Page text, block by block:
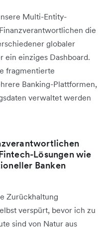
Multi-Entity-
die
globaler
ein einziges Dashboard.
fragmentierte
Banking-Plattformen,
verwaltet werden
Lösungen wie
Banken
Zurückhaltung
verspürt, bevor ich zu
sind von Natur aus